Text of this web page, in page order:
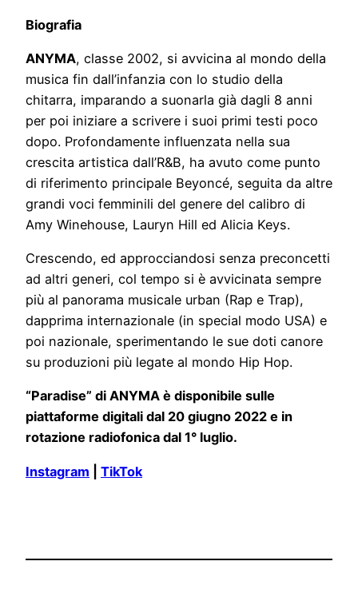
Biografia
ANYMA, classe 2002, si avvicina al mondo della
musica fin dall’infanzia con lo studio della
chitarra, imparando a suonarla già dagli 8 anni
per poi iniziare a scrivere i suoi primi testi poco
dopo. Profondamente influenzata nella sua
crescita artistica dall’R&B, ha avuto come punto
di riferimento principale Beyoncé, seguita da altre
grandi voci femminili del genere del calibro di
Amy Winehouse, Lauryn Hill ed Alicia Keys.
Crescendo, ed approcciandosi senza preconcetti
ad altri generi, col tempo si è avvicinata sempre
più al panorama musicale urban (Rap e Trap),
dapprima internazionale (in special modo USA) e
poi nazionale, sperimentando le sue doti canore
su produzioni più legate al mondo Hip Hop.
“Paradise” di ANYMA è disponibile sulle
piattaforme digitali dal 20 giugno 2022 e in
rotazione radiofonica dal 1° luglio.
Instagram TikTok